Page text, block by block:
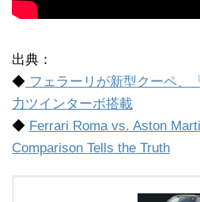
出典：
◆ フェラーリが新型クーペ、
力ツインターボ搭載
◆ Ferrari Roma vs. Aston
Comparison Tells the Truth